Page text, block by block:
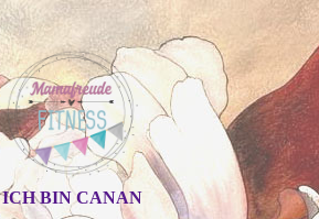
ICH BIN CANAN